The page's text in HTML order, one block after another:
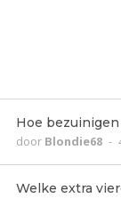
Hoe
door Blondie68 -
Welke extra